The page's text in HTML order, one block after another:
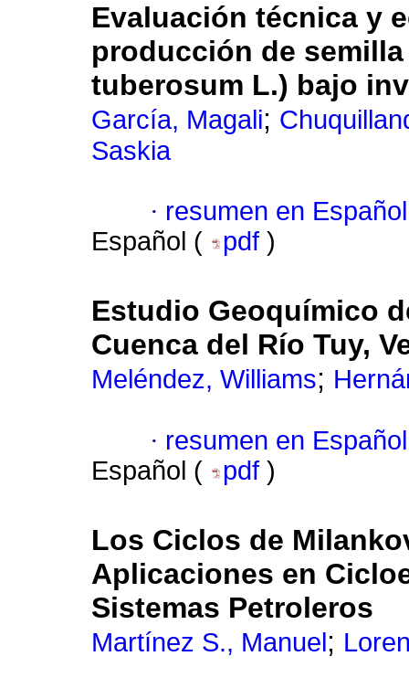
Evaluación técnica y
producción de
tuberosum L.) bajo
García, Magali;
Saskia
· resumen en Español
Español (
pdf )
Estudio Geoquímico
Cuenca del Río Tuy,
Meléndez, Williams;
· resumen en Español
Español (
pdf )
Los Ciclos de
Aplicaciones en
Sistemas Petroleros
Martínez S., Manuel ;